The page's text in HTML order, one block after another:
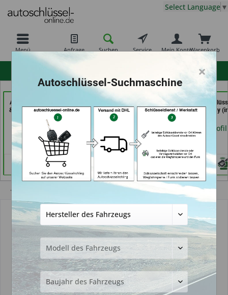
Menü Anfrage Suchen Service Warenkorb
Mein Konto
Select Language ▼
AKYÜZ Schlüsseldienst
& Sicherheitstechnik (in
Händlerprofil
der Schlüssel Service
Moos (in Märstetten)
Händlerprofil
Schuh und
Profi Dschurny
Händlerprofil
Autoschlüsselgehäuse und Zubehör
×
Autoschlüssel-Suchmaschine